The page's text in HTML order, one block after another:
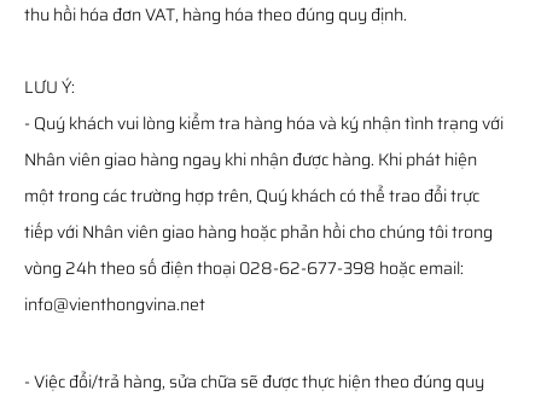
thu hồi hóa đơn VAT, hàng hóa theo đúng quy định.
LƯU Ý:
- Quý khách vui lòng kiểm tra hàng hóa và ký nhận tình trạng với
Nhân viên giao hàng ngay khi nhận được hàng. Khi phát hiện
một trong các trường hợp trên, Quý khách có thể trao đổi trực
tiếp với Nhân viên giao hàng hoặc phản hồi cho chúng tôi trong
vòng 24h theo số điện thoại 028-62-677-398 hoặc email:
info@vienthongvina.net
- Việc đổi/trả hàng, sửa chữa sẽ được thực hiện theo đúng quy